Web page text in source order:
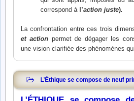
correspond à l’action juste).
La confrontation entre ces trois
et actionpermet de dégager les
une vision clarifiée des phénomènes
L’Éthique se compose de neuf